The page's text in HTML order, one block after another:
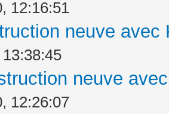
12:16:51
neuve avec
neuve
12:26:07